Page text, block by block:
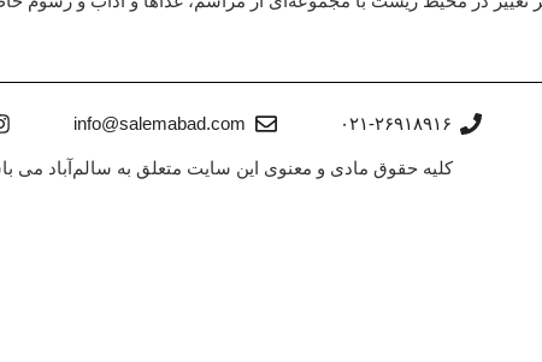
۰۲۱-۲۶۹۱۸۹۱۶ info@salemabad.com
کلیه حقوق مادی و معنوی این سایت متعلق به سالم‌آباد می